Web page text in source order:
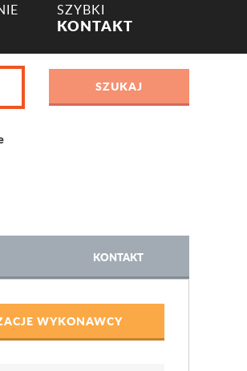
SZYBKI
KONTAKT
KONTAKT
WYKONAWCY